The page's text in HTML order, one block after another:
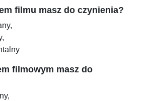
filmu masz do czynienia?
filmowym masz do